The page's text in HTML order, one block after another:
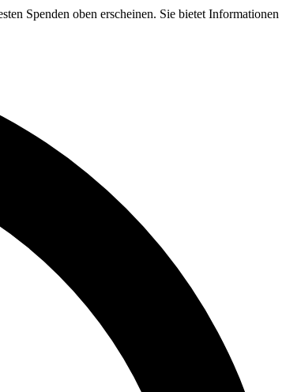
oben erscheinen. Sie bietet Informationen